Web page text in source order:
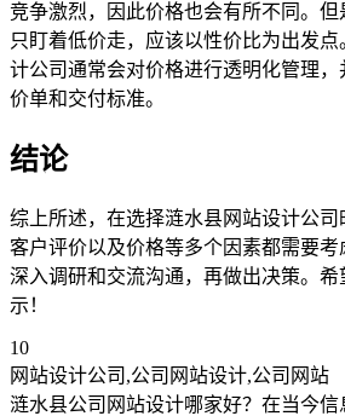
竞争激烈，因此价格也会有所不同。
只盯着低价走，应该以性价比为出发
计公司通常会对价格进行透明化管理
价单和交付标准。
结论
综上所述，在选择涟水县网站设计公司
客户评价以及价格等多个因素都需要
深入调研和交流沟通，再做出决策。
示！
10
网站设计公司,公司网站设计,公司网站
涟水县公司网站设计哪家好？在当今